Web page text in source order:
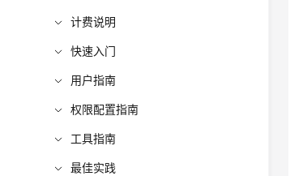
计费说明
快速入门
用户指南
权限配置指南
工具指南
最佳实践